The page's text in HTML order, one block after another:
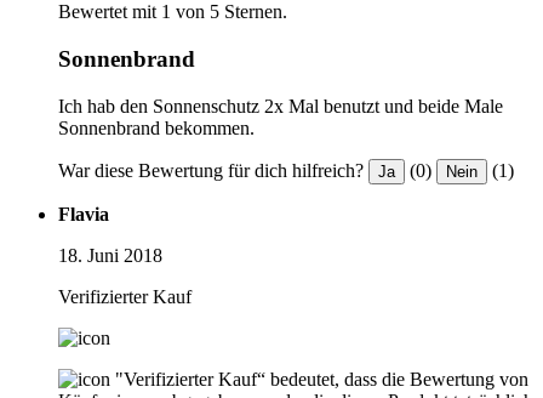
Bewertet mit 1 von 5 Sternen.
Sonnenbrand
Ich hab den Sonnenschutz 2x Mal benutzt und beide Male
Sonnenbrand bekommen.
War diese Bewertung für dich hilfreich? Ja (0) Nein (1)
Flavia
18. Juni 2018
Verifizierter Kauf
"Verifizierter Kauf“ bedeutet, dass die Bewertung von